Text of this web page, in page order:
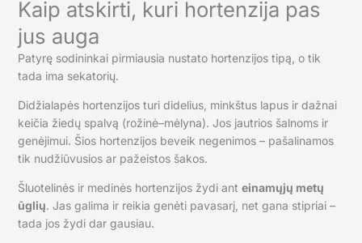
Kaip atskirti, kuri hortenzija pas
jus auga
Patyrę sodininkai pirmiausia nustato hortenzijos tipą, o tik
tada ima sekatorių.
Didžialapės hortenzijos turi didelius, minkštus lapus ir dažnai
keičia žiedų spalvą (rožinė–mėlyna). Jos jautrios šalnoms ir
genėjimui. Šios hortenzijos beveik negenimos – pašalinamos
tik nudžiūvusios ar pažeistos šakos.
Šluotelinės ir medinės hortenzijos žydi ant einamųjų metų
ūglių. Jas galima ir reikia genėti pavasarį, net gana stipriai –
tada jos žydi dar gausiau.